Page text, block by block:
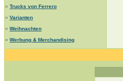
» Trucks von Ferrero
» Varianten
» Weihnachten
» Werbung & Merchandising